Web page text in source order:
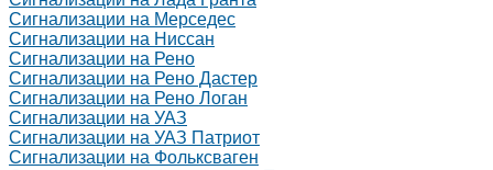
Сигнализации на Мерседес
Сигнализации на Ниссан
Сигнализации на Рено
Сигнализации на Рено Дастер
Сигнализации на Рено Логан
Сигнализации на УАЗ
Сигнализации на УАЗ Патриот
Сигнализации на Фольксваген